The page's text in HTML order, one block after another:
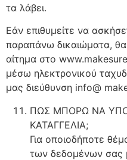
τα λάβει.
Εάν επιθυμείτε να
παραπάνω δικαιώματα,
αίτημα στο
μέσω ηλεκτρονικού
μας διεύθυνση info@
ΠΩΣ ΜΠΟΡΩ ΝΑ
ΚΑΤΑΓΓΕΛΙΑ;
Για οποιοδήποτε
των δεδομένων σας